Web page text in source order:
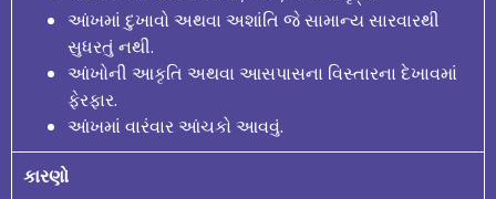
આંખમાં દુખાવો અથવા અશાંતિ જે સામાન્ય સારવારથી
સુધરતું નથી.
આંખોની આકૃતિ અથવા આસપાસના વિસ્તારના દેખાવમાં
ફેરફાર.
આંખમાં વારંવાર આંચકો આવવું.
કારણો